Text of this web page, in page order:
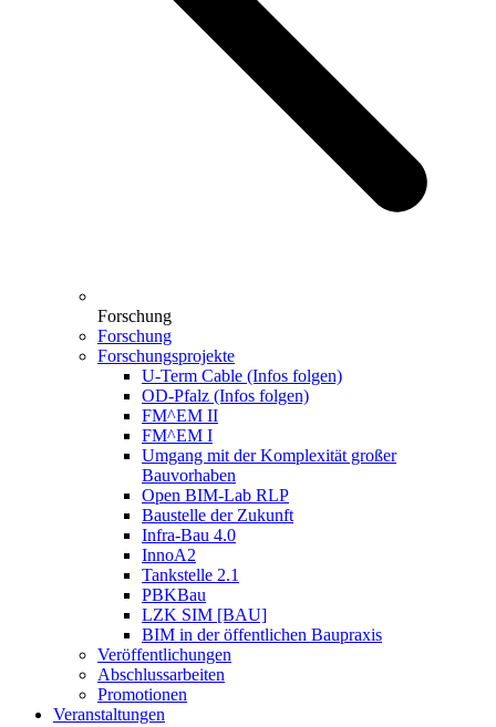
Forschung
Forschung
Forschungsprojekte
U-Term Cable (Infos folgen)
OD-Pfalz (Infos folgen)
FM^EM II
FM^EM I
Umgang mit der Komplexität großer
Bauvorhaben
Open BIM-Lab RLP
Baustelle der Zukunft
Infra-Bau 4.0
InnoA2
Tankstelle 2.1
PBKBau
LZK SIM [BAU]
BIM in der öffentlichen Baupraxis
Veröffentlichungen
Abschlussarbeiten
Promotionen
Veranstaltungen